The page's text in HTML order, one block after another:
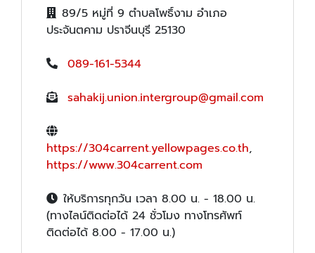
89/5 หมู่ที่ 9 ตำบลโพธิ์งาม อำเภอ
ประจันตคาม ปราจีนบุรี 25130
089-161-5344
sahakij.union.intergroup@gmail.com
https://304carrent.yellowpages.co.th,
https://www.304carrent.com
ให้บริการทุกวัน เวลา 8.00 น. - 18.00 น.
(ทางไลน์ติดต่อได้ 24 ชั่วโมง ทางโทรศัพท์
ติดต่อได้ 8.00 - 17.00 น.)